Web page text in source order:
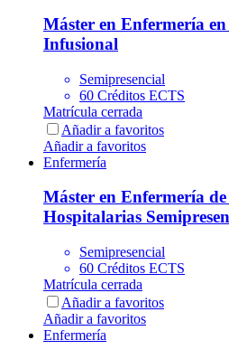
Máster en Enfermería en
Infusional
Semipresencial
60 Créditos ECTS
Matrícula cerrada
Añadir a favoritos
Añadir a favoritos
Enfermería
Máster en Enfermería
Hospitalarias
Semipresencial
60 Créditos ECTS
Matrícula cerrada
Añadir a favoritos
Añadir a favoritos
Enfermería